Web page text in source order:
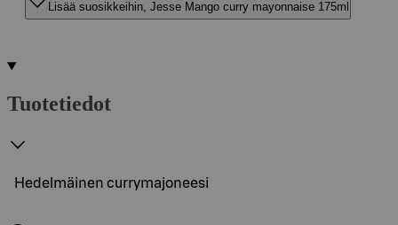
Lisää suosikkeihin, Jesse Mango curry mayonnaise 175ml
Tuotetiedot
Hedelmäinen currymajoneesi